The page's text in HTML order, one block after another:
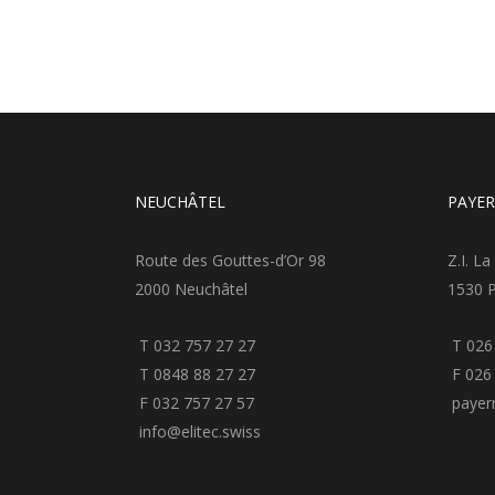
NEUCHÂTEL
Route des Gouttes-d’Or 98
2000 Neuchâtel
T 032 757 27 27
T 0848 88 27 27
F 032 757 27 57
info@elitec.swiss
Z.I.
1530
T
F